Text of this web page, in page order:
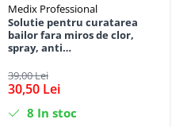
Medix Professional
Solutie pentru curatarea
bailor fara miros de clor,
spray, anti
Medix Professional
39,00 Lei
30,50 Lei
8 In stoc